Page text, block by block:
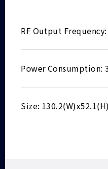
RF Output
Power Consumption:
Size: